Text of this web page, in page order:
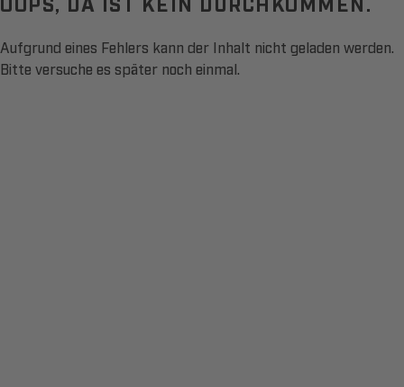
Aufgrund eines Fehlers kann der Inhalt nicht geladen werden.
Bitte versuche es später noch einmal.